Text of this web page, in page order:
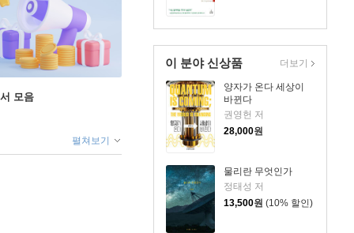
이 분야 신상품
양자가 온다 세상이
바뀐다
권영헌 저
28,000원
물리란 무엇인가
정태성 저
13,500원 (10% 할인)
더보기
모음
펼쳐보기